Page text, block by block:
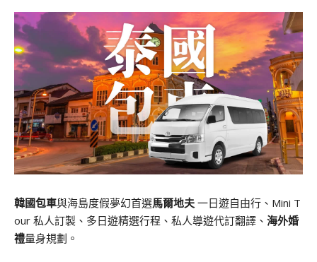
韓國包車與海島度假夢幻首選馬爾地夫 一日遊自由行、Mini T
our 私人訂製、多日遊精選行程、私人導遊代訂翻譯、 海外婚
禮量身規劃。